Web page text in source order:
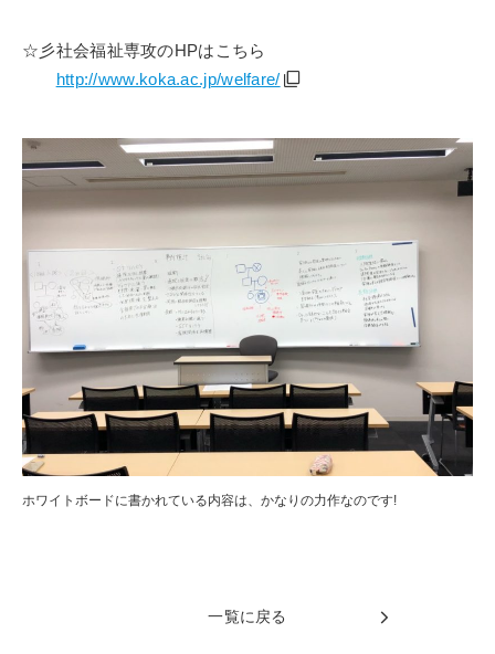
☆彡社会福祉専攻のHPはこちら
http://www.koka.ac.jp/welfare/
ホワイトボードに書かれている内容は、かなりの力作なのです!
一覧に戻る